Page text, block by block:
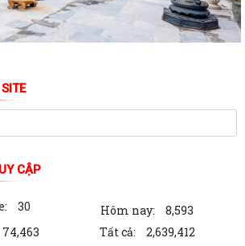
và xếp lương đối với viên chức trúng tuyển
về Báo cáo Tổng kết năm học 2025 - 2026 và
Tổng...
sung kinh phí để thực hiện Chương trình phòng
CẬP
30 Hôm nay:
8,593
74,463 Tất cả: 2,639,412